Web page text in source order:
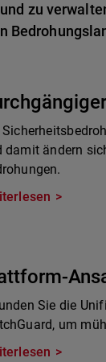
zu
damit ändern
Sie die
um